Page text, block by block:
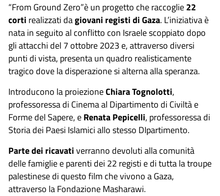
“From Ground Zero”è un progetto che raccoglie22
corti realizzati dagiovani registi di Gaza. L’iniziativa è
nata in seguito al conflitto con Israele scoppiato dopo
gli attacchi del 7 ottobre 2023 e, attraverso diversi
punti di vista, presenta un quadro realisticamente
tragico dove la disperazione si alterna alla speranza.
Introducono la proiezioneChiara Tognolotti,
professoressa di Cinema al Dipartimento di Civiltà e
Forme del Sapere, eRenata Pepicelli, professoressa di
Storia dei Paesi Islamici allo stesso DIpartimento.
Parte dei ricavativerranno devoluti alla comunità
delle famiglie e parenti dei 22 registi e di tutta la troupe
palestinese di questo film che vivono a Gaza,
attraverso la Fondazione Masharawi.